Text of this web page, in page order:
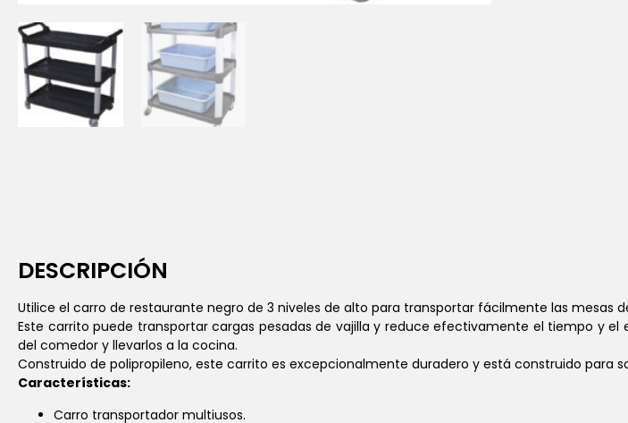
DESCRIPCIÓN
Utilice el carro de restaurante negro de 3 niveles de alto para transportar fácilmente las mesas
Este carrito puede transportar cargas pesadas de vajilla y reduce efectivamente el tiempo y el
del comedor y llevarlos a la cocina.
Construido de polipropileno, este carrito es excepcionalmente duradero y está construido para
Características:
Carro transportador multiusos.